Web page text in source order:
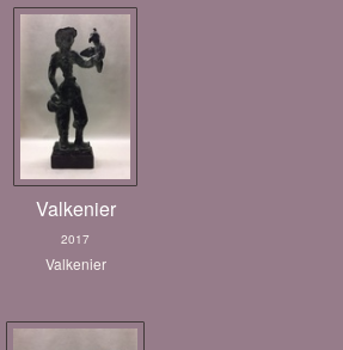
Valkenier
2017
Valkenier